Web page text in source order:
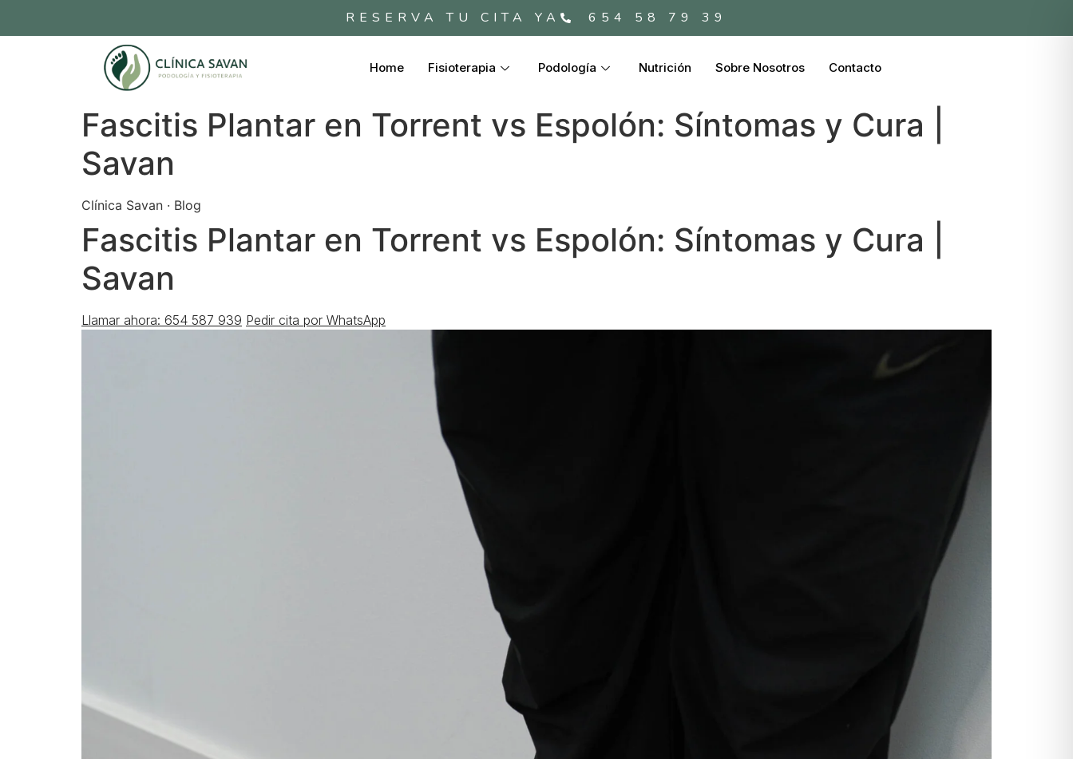
RESERVA TU CITA YA 654 58 79 39
Home Fisioterapia Podología Nutrición Sobre Nosotros Contacto
Fascitis Plantar en Torrent vs Espolón: Síntomas y Cura |
Savan
Clínica Savan · Blog
Fascitis Plantar en Torrent vs Espolón: Síntomas y Cura |
Savan
Llamar ahora: 654 587 939 Pedir cita por WhatsApp